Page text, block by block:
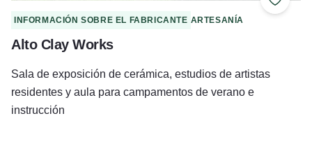
Añadir
INFORMACIÓN SOBRE EL FABRICANTE ARTESANÍA
Alto Clay Works
Sala de exposición de cerámica, estudios de artistas
residentes y aula para campamentos de verano e
instrucción